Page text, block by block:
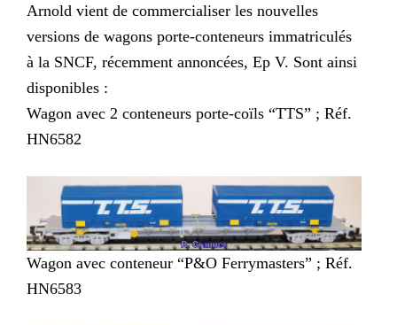
Arnold vient de commercialiser les nouvelles
versions de wagons porte-conteneurs immatriculés
à la SNCF, récemment annoncées, Ep V. Sont ainsi
disponibles :
Wagon avec 2 conteneurs porte-coïls “TTS” ; Réf.
HN6582
Wagon avec conteneur “P&O Ferrymasters” ; Réf.
HN6583